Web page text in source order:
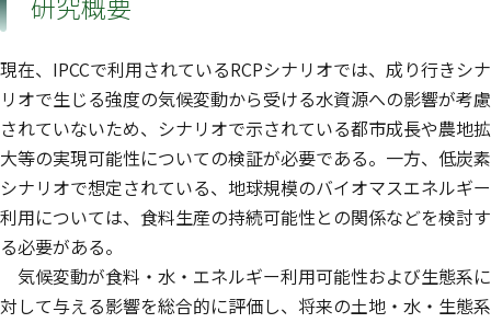
現在、IPCCで利用されているRCPシナリオでは、成り行きシナ
リオで生じる強度の気候変動から受ける水資源への影響が考慮
されていないため、シナリオで示されている都市成長や農地拡
大等の実現可能性についての検証が必要である。一方、低炭素
シナリオで想定されている、地球規模のバイオマスエネルギー
利用については、食料生産の持続可能性との関係などを検討す
る必要がある。
気候変動が食料・水・エネルギー利用可能性および生態系に
対して与える影響を総合的に評価し、将来の土地・水・生態系